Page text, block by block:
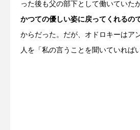
った後も父の部下として働いていた
かつての優しい姿に戻ってくれるの
からだった。だが、オドロキーはア
人を「私の言うことを聞いていれば